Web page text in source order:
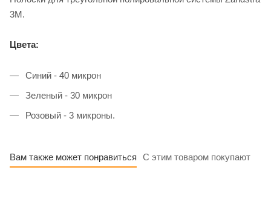
3M.
Цвета:
Синий - 40 микрон
Зеленый - 30 микрон
Розовый - 3 микроны.
Вам также может понравиться С этим товаром покупают